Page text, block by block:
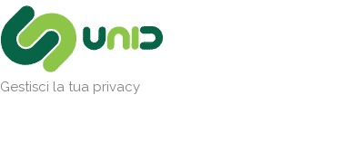
Gestisci la tua privacy
Vai
al
contenuto